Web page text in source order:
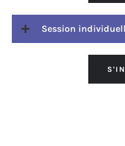
Session